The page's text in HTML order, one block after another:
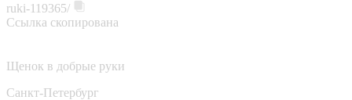
ruki-119365/
Ссылка скопирована
Щенок в добрые руки
Санкт-Петербург